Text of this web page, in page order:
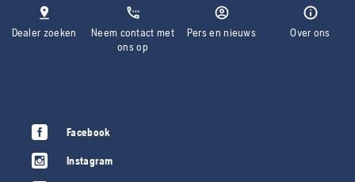
Dealer zoeken
Neem contact met
ons op
Pers en nieuws Over ons
Facebook
Instagram